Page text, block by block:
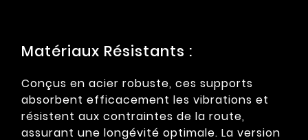
Matériaux Résistants :
Conçus en acier robuste, ces supports
absorbent efficacement les vibrations et
résistent aux contraintes de la route,
assurant une longévité optimale. La version